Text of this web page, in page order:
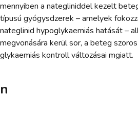
mennyiben a nategliniddel kezelt
típusú gyógysdzerek – amelyek
nateglinid hypoglykaemiás hatását –
megvonására kerül sor, a beteg
glykaemiás kontroll változásai mgiatt.
n